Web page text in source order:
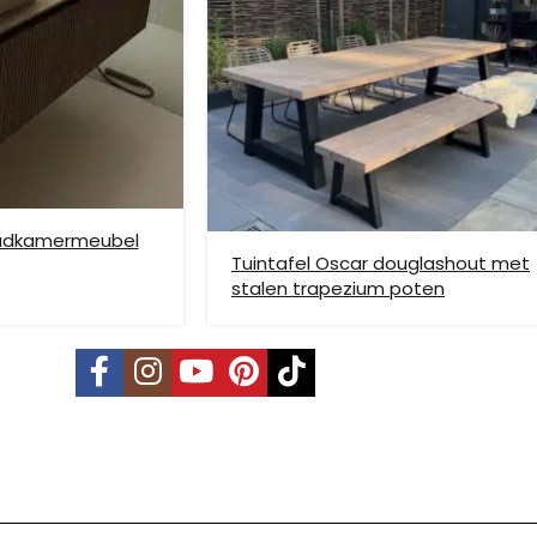
verzendmethode te kiezen. Het kan voorkomen dat u een handje
is niet mogelijk. Dient je meubel met een verhuislift op de
op etage rekenen wij hier extra kosten voor, prijs op
mogelijk. Kleine pakketten kunnen via DHL verstuurd
is per pallet en is op aanvraag.
Tuintafel Oscar douglashout met
stalen trapezium poten